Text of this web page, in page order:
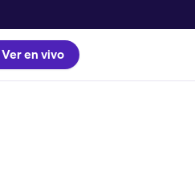
Ver en vivo